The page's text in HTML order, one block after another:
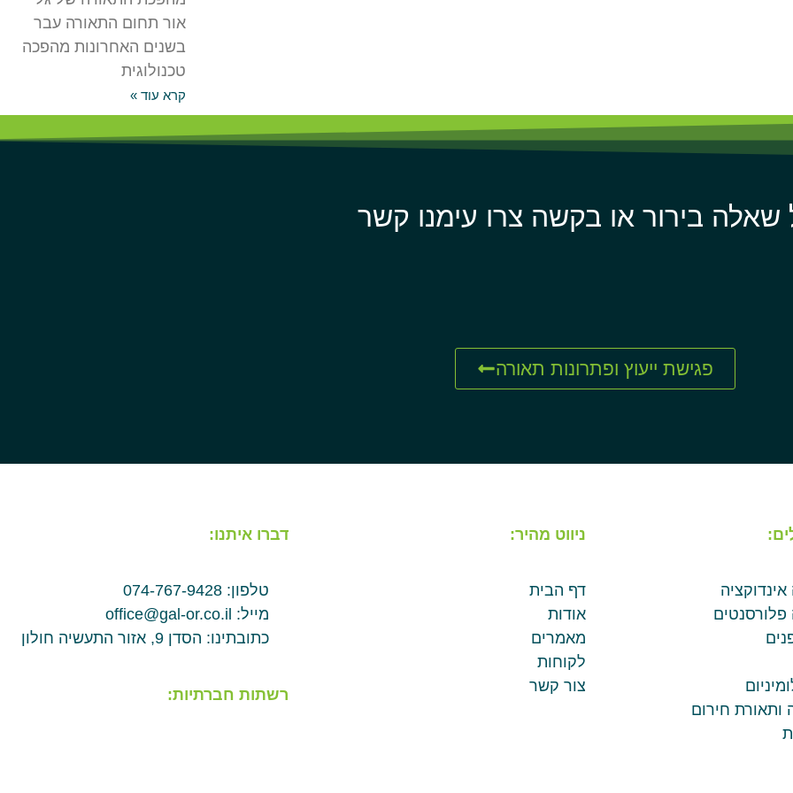
אור תחום התאורה עבר
בשנים האחרונות מהפכה
טכנולוגית
קרא עוד »
שאלה בירור או בקשה צרו עימנו קשר
פגישת ייעוץ ופתרונות תאורה
אינדוקציה
פלורסנטים
ותאורת חירום
ניווט מהיר:
דף הבית
אודות
מאמרים
לקוחות
צור קשר
דברו איתנו:
טלפון: 074-767-9428
מייל: office@gal-or.co.il
כתובתינו: הסדן 9, אזור התעשיה חולון
רשתות חברתיות: